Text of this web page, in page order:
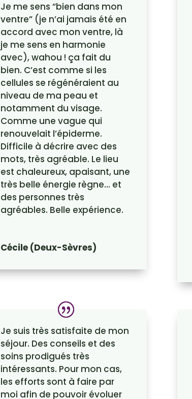
Je me sens “bien dans mon
ventre” (je n’ai jamais été en
accord avec mon ventre, là
je me sens en harmonie
avec), wahou ! ça fait du
bien. C’est comme si les
cellules se régénéraient au
niveau de ma peau et
notamment du visage.
Comme une vague qui
renouvelait l’épiderme.
Difficile à décrire avec des
mots, très agréable. Le lieu
est chaleureux, apaisant, une
très belle énergie règne… et
des personnes très
agréables. Belle expérience.
Cécile (Deux-Sèvres)
Je suis très satisfaite de mon
séjour. Des conseils et des
soins prodigués très
intéressants. Pour mon cas,
les efforts sont à faire par
moi afin de pouvoir évoluer